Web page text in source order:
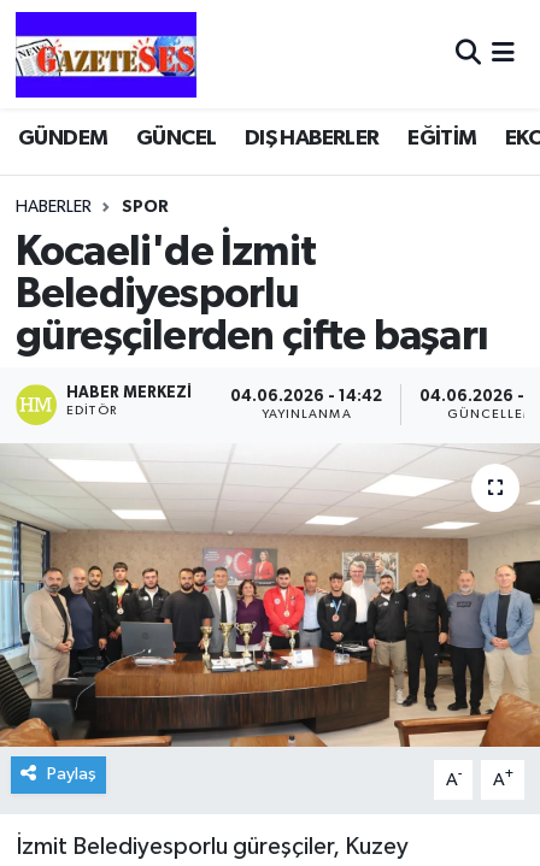
GÜNDEM GÜNCEL DIŞ HABERLER EĞİTİM
HABERLER SPOR
Kocaeli'de İzmit
Belediyesporlu
güreşçilerden çifte başarı
HABER MERKEZI
EDITÖR
04.06.2026 - 14:42
YAYINLANMA
04.06.2026 -
Paylaş A- A+
İzmit Belediyesporlu güreşçiler, Kuzey